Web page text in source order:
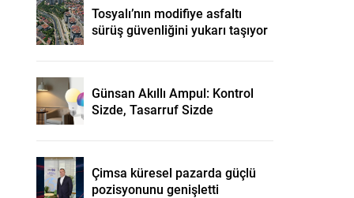
Tosyalı’nın modifiye asfaltı
sürüş güvenliğini yukarı taşıyor
Günsan Akıllı Ampul: Kontrol
Sizde, Tasarruf Sizde
Çimsa küresel pazarda güçlü
pozisyonunu genişletti